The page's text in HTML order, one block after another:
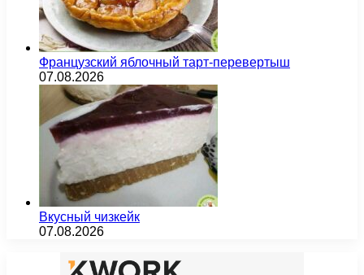
Французский яблочный тарт-перевертыш
07.08.2026
Вкусный чизкейк
07.08.2026